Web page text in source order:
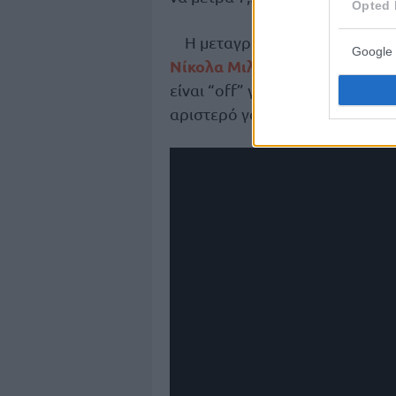
Opted
Google
Η μεταγραφή του έρχεται να
Νίκολα Μιλουτίνοφ
είναι “off” για όλη τη νέα
αριστερό γόνατο (6/6).